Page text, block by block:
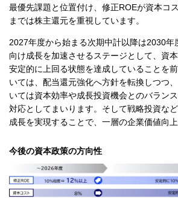
最優先課題と位置付け、修正ROEが資本コ
までは株主還元を重視しています。
2027年度から始まる次期中計以降は2030年
向け成長を加速させるステージとして、資
安定的に上回る状態を達成していることを
いては、配当還元強化へ方針を転換しつつ
いては資本効率や成長投資機会とのバラン
対応としてまいります。そして戦略投資な
成長を実現することで、一層の企業価値向
今後の資本政策の方向性